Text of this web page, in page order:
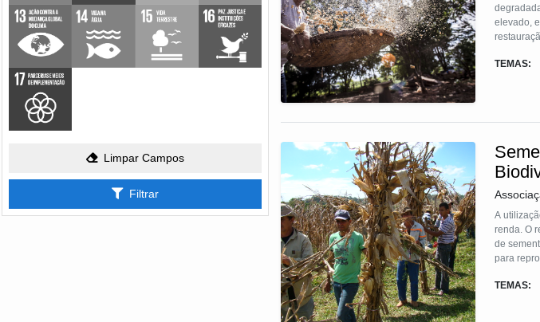
Limpar Campos
Filtrar
elevado,
composta
TEMAS:
A
renda. O
de
para
para
TEMAS: